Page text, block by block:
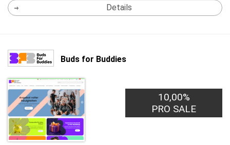
Details
Buds for Buddies
10,00%
PRO SALE